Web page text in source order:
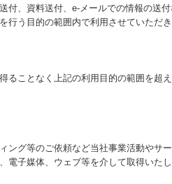
付、資料送付、e-メールでの情報の送
行う目的の範囲内で利用させていただき
ることなく上記の利用目的の範囲を超
ング等のご依頼など当社事業活動やサ
電子媒体、ウェブ等を介して取得いたし